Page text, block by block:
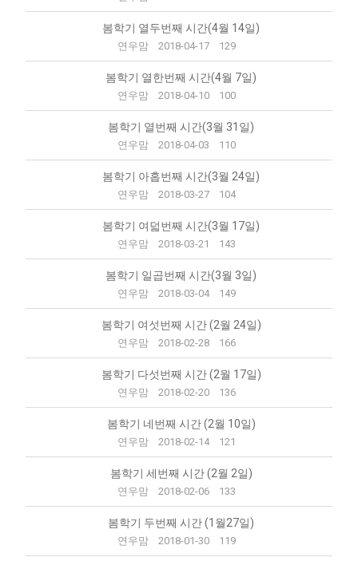
봄학기 열두번째 시간(4월 14일)
연우맘 2018-04-17 129
봄학기 열한번째 시간(4월 7일)
연우맘 2018-04-10 100
봄학기 열번째 시간(3월 31일)
연우맘 2018-04-03 110
봄학기 아홉번째 시간(3월 24일)
연우맘 2018-03-27 104
봄학기 여덟번째 시간(3월 17일)
연우맘 2018-03-21 143
봄학기 일곱번째 시간(3월 3일)
연우맘 2018-03-04 149
봄학기 여섯번째 시간 (2월 24일)
연우맘 2018-02-28 166
봄학기 다섯번째 시간 (2월 17일)
연우맘 2018-02-20 136
봄학기 네번째 시간 (2월 10일)
연우맘 2018-02-14 121
봄학기 세번째 시간 (2월 2일)
연우맘 2018-02-06 133
봄학기 두번째 시간 (1월27일)
연우맘 2018-01-30 119